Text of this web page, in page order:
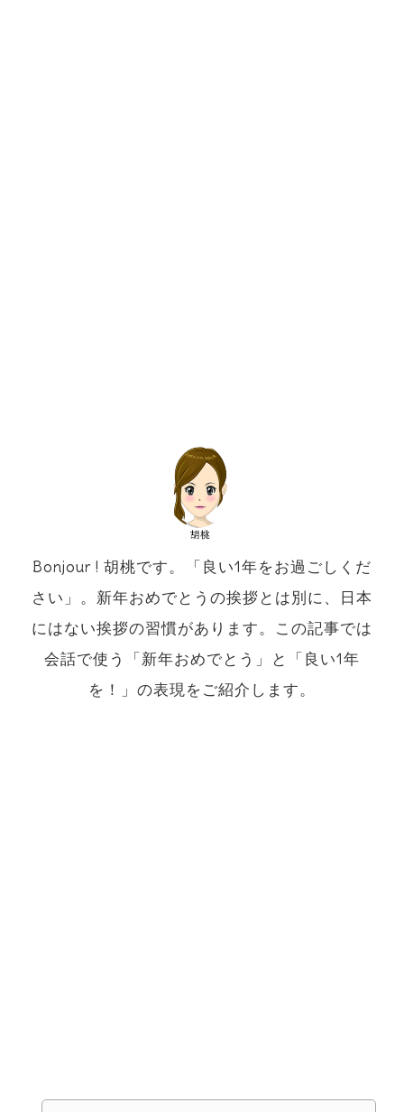
Bonjour ! 胡桃です。「良い1年をお過ごしくだ
さい」。新年おめでとうの挨拶とは別に、日本
にはない挨拶の習慣があります。この記事では
会話で使う「新年おめでとう」と「良い1年
を！」の表現をご紹介します。